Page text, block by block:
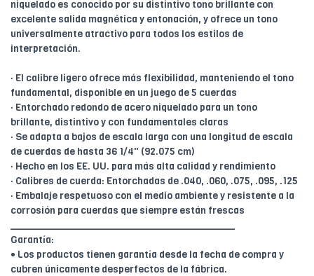
niquelado es conocido por su distintivo tono brillante con
excelente salida magnética y entonación, y ofrece un tono
universalmente atractivo para todos los estilos de
interpretación.
· El calibre ligero ofrece más flexibilidad, manteniendo el tono
fundamental, disponible en un juego de 5 cuerdas
· Entorchado redondo de acero niquelado para un tono
brillante, distintivo y con fundamentales claras
· Se adapta a bajos de escala larga con una longitud de escala
de cuerdas de hasta 36 1/4" (92.075 cm)
· Hecho en los EE. UU. para más alta calidad y rendimiento
· Calibres de cuerda: Entorchadas de .040, .060, .075, .095, .125
· Embalaje respetuoso con el medio ambiente y resistente a la
corrosión para cuerdas que siempre están frescas
________________________________________
Garantía:
• Los productos tienen garantía desde la fecha de compra y
cubren únicamente desperfectos de la fábrica.